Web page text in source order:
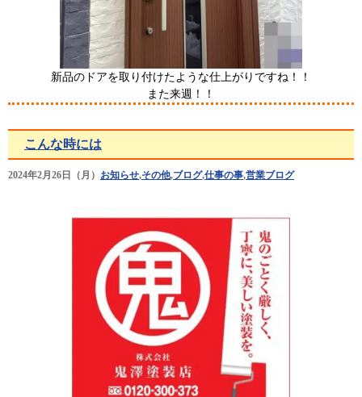
新品のドアを取り付けたような仕上がりですね！！
また来週！！
こんな時には
2024年2月26日（月） お知らせ,その他,ブログ,仕事の事,営業ブログ